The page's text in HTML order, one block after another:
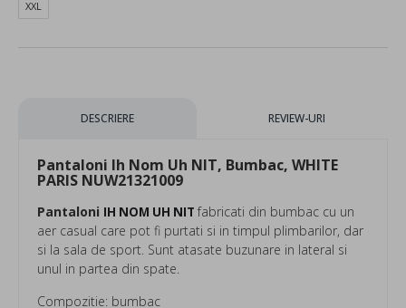
XXL
DESCRIERE REVIEW-URI
Pantaloni Ih Nom Uh NIT, Bumbac, WHITE
PARIS NUW21321009
Pantaloni IH NOM UH NIT fabricati din bumbac cu un
aer casual care pot fi purtati si in timpul plimbarilor, dar
si la sala de sport. Sunt atasate buzunare in lateral si
unul in partea din spate.
Compozitie: bumbac